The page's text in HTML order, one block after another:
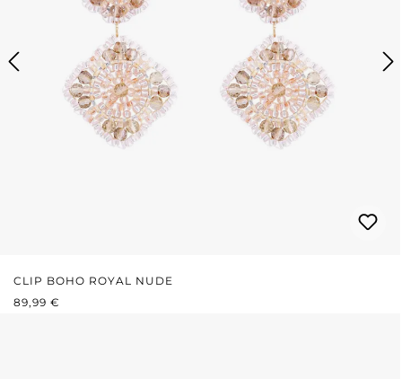
CLIP BOHO ROYAL NUDE
PREZZO NORMALE:
89,99 €